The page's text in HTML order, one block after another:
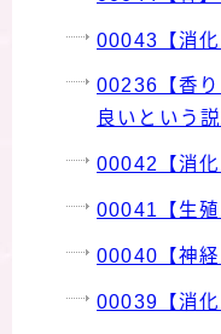
00043【消
00236【香
良いという
00042【消
00041【生
00040【神
00039【消